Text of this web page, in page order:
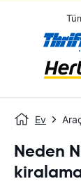
Ev
Neden